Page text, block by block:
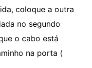
coloque a outra
no segundo
o cabo está
na porta (